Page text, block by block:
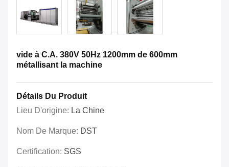
vide à C.A. 380V 50Hz 1200mm de 600mm
métallisant la machine
Détails Du Produit
Lieu D'origine: La Chine
Nom De Marque: DST
Certification: SGS